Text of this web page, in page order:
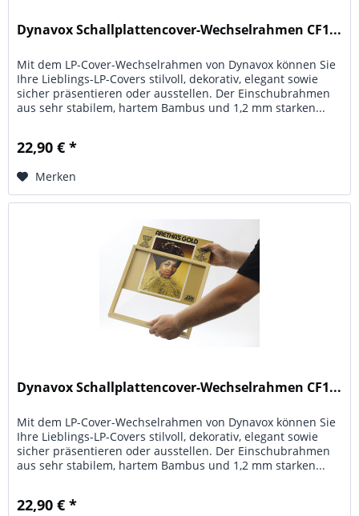
Dynavox Schallplattencover-Wechselrahmen CF1...
Mit dem LP-Cover-Wechselrahmen von Dynavox können Sie
Ihre Lieblings-LP-Covers stilvoll, dekorativ, elegant sowie
sicher präsentieren oder ausstellen. Der Einschubrahmen
aus sehr stabilem, hartem Bambus und 1,2 mm starken...
22,90 € *
Merken
Dynavox Schallplattencover-Wechselrahmen CF1...
Mit dem LP-Cover-Wechselrahmen von Dynavox können Sie
Ihre Lieblings-LP-Covers stilvoll, dekorativ, elegant sowie
sicher präsentieren oder ausstellen. Der Einschubrahmen
aus sehr stabilem, hartem Bambus und 1,2 mm starken...
22,90 € *